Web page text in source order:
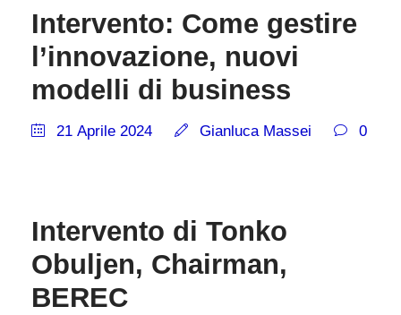
Intervento: Come gestire
l’innovazione, nuovi
modelli di business
21 Aprile 2024 Gianluca Massei 0
Intervento di Tonko
Obuljen, Chairman,
BEREC